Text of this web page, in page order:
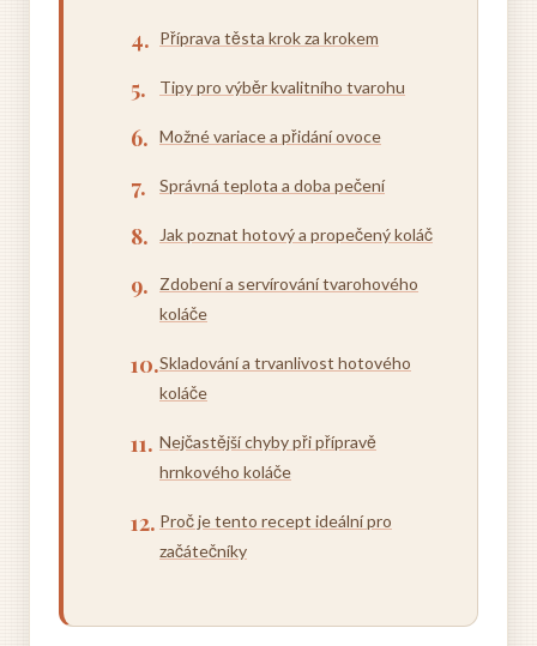
Příprava těsta krok za krokem
Tipy pro výběr kvalitního tvarohu
Možné variace a přidání ovoce
Správná teplota a doba pečení
Jak poznat hotový a propečený koláč
Zdobení a servírování tvarohového
koláče
Skladování a trvanlivost hotového
koláče
Nejčastější chyby při přípravě
hrnkového koláče
Proč je tento recept ideální pro
začátečníky